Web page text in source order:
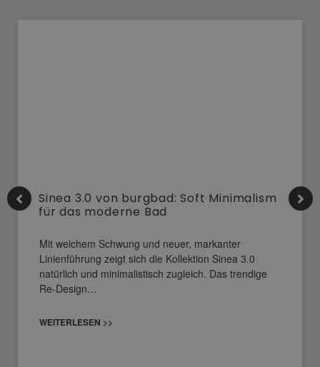
Sinea 3.0 von burgbad: Soft Minimalism
für das moderne Bad
Mit weichem Schwung und neuer, markanter
Linienführung zeigt sich die Kollektion Sinea 3.0
natürlich und minimalistisch zugleich. Das trendige
Re-Design…
WEITERLESEN >>